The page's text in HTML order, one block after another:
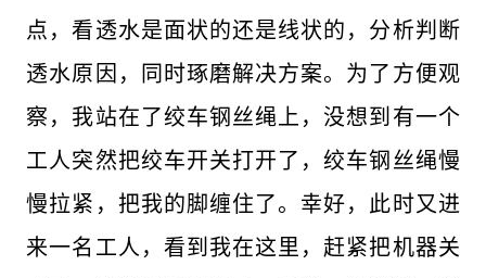
点，看透水是面状的还是线状的，分析判断
透水原因，同时琢磨解决方案。为了方便观
察，我站在了绞车钢丝绳上，没想到有一个
工人突然把绞车开关打开了，绞车钢丝绳慢
慢拉紧，把我的脚缠住了。幸好，此时又进
来一名工人，看到我在这里，赶紧把机器关